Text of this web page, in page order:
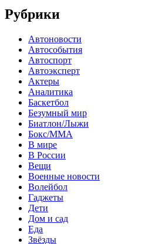
Рубрики
Автоновости
Автособытия
Автоспорт
Автоэксперт
Актеры
Аналитика
Баскетбол
Безумный мир
Биатлон/Лыжи
Бокс/MMA
В мире
В России
Вещи
Военные новости
Волейбол
Гаджеты
Дети
Дом и сад
Еда
Звёзды